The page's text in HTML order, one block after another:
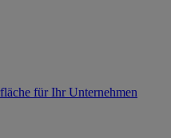
für Ihr Unternehmen